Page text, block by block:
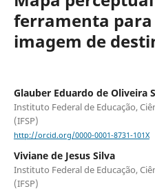
ferramenta para
imagem de
Glauber Eduardo de Oliveira
Instituto Federal de Educação,
(IFSP)
http://orcid.org/0000-0001-8731-101X
Viviane de Jesus Silva
Instituto Federal de Educação,
(IFSP)